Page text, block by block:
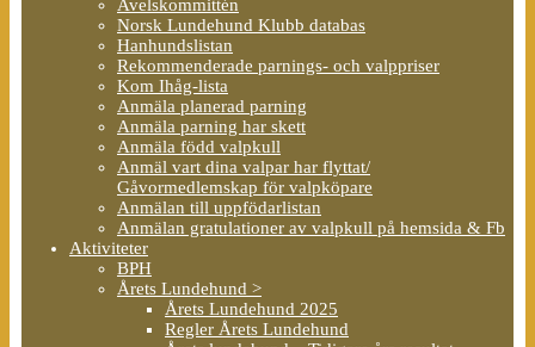
Avelskommittén
Norsk Lundehund Klubb databas
Hanhundslistan
Rekommenderade parnings- och valppriser
Kom Ihåg-lista
Anmäla planerad parning
Anmäla parning har skett
Anmäla född valpkull
Anmäl vart dina valpar har flyttat/
Gåvormedlemskap för valpköpare
Anmälan till uppfödarlistan
Anmälan gratulationer av valpkull på hemsida & Fb
Aktiviteter
BPH
Årets Lundehund >
Årets Lundehund 2025
Regler Årets Lundehund